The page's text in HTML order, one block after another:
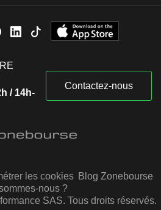
/ 14h-
Contactez-nous
les cookies Blog Zonebourse
nous ?
SAS. Tous droits réservés.